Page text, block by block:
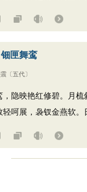
匣舞鸾
〔五代〕
，隐映艳红修碧。月梳
轻呵展，袅钗金燕软。